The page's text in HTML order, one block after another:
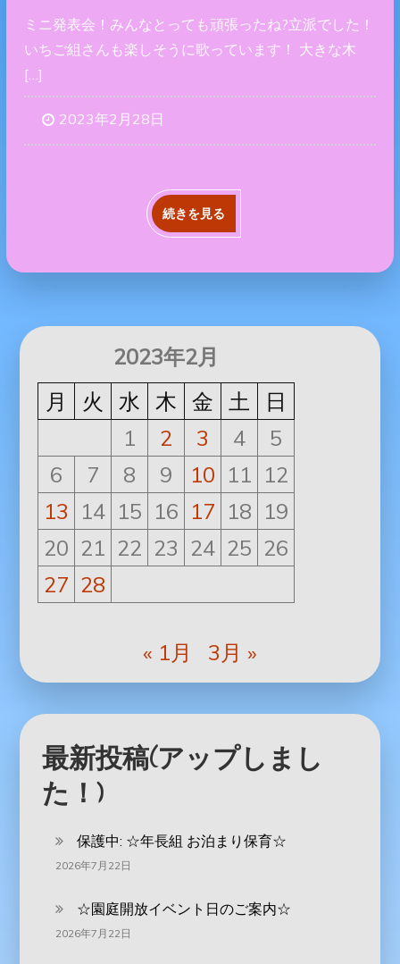
ミニ発表会！みんなとっても頑張ったね?立派でした！
いちご組さんも楽しそうに歌っています！ 大きな木
[…]
2023年2月28日
続きを見る
2023年2月
月
火 水 木 金 土
日
1
2 3 4
5
6
7 8 9 10 11 12
13 14 15 16 17 18 19
20 21 22 23 24 25 26
27 28
« 1月 3月 »
最新投稿(アップしまし
た！)
保護中: ‪☆年長組 お泊まり保育☆
2026年7月22日
☆園庭開放イベント日のご案内☆
2026年7月22日